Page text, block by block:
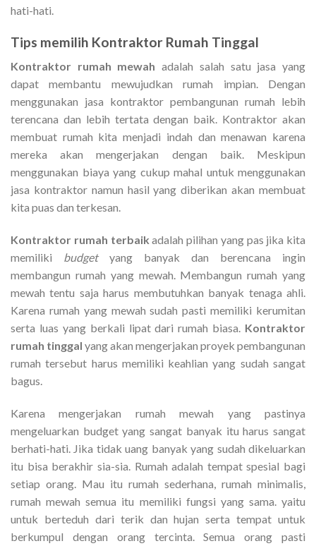
hati-hati.
Tips memilih Kontraktor Rumah Tinggal
Kontraktor rumah mewahadalah salah satu jasa yang
dapat membantu mewujudkan rumah impian. Dengan
menggunakan jasa kontraktor pembangunan rumah lebih
terencana dan lebih tertata dengan baik. Kontraktor akan
membuat rumah kita menjadi indah dan menawan karena
mereka akan mengerjakan dengan baik. Meskipun
menggunakan biaya yang cukup mahal untuk menggunakan
jasa kontraktor namun hasil yang diberikan akan membuat
kita puas dan terkesan.
Kontraktor rumah terbaikadalah pilihan yang pas jika kita
memiliki budgetyang banyak dan berencana ingin
membangun rumah yang mewah. Membangun rumah yang
mewah tentu saja harus membutuhkan banyak tenaga ahli.
Karena rumah yang mewah sudah pasti memiliki kerumitan
serta luas yang berkali lipat dari rumah biasa. Kontraktor
rumah tinggal yang akan mengerjakan proyek pembangunan
rumah tersebut harus memiliki keahlian yang sudah sangat
bagus.
Karena mengerjakan rumah mewah yang pastinya
mengeluarkan budget yang sangat banyak itu harus sangat
berhati-hati. Jika tidak uang banyak yang sudah dikeluarkan
itu bisa berakhir sia-sia. Rumah adalah tempat spesial bagi
setiap orang. Mau itu rumah sederhana, rumah minimalis,
rumah mewah semua itu memiliki fungsi yang sama. yaitu
untuk berteduh dari terik dan hujan serta tempat untuk
berkumpul dengan orang tercinta. Semua orang pasti